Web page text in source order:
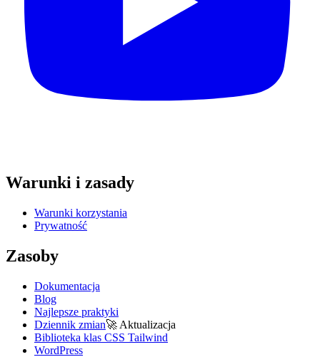
Warunki i zasady
Warunki korzystania
Prywatność
Zasoby
Dokumentacja
Blog
Najlepsze praktyki
Dziennik zmian🚀 Aktualizacja
Biblioteka klas CSS Tailwind
WordPress